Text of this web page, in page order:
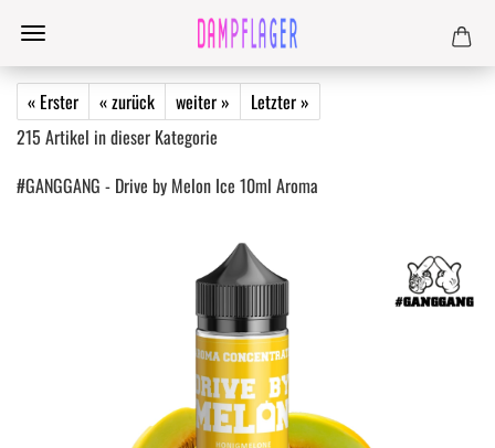
« Erster « zurück weiter »
Letzter »
215 Artikel in dieser Kategorie
#GANGGANG - Drive by Melon Ice 10ml Aroma